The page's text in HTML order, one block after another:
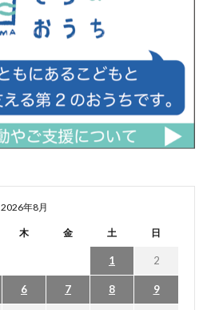
2026年8月
木 金 土 日
1 2
6 7 8 9